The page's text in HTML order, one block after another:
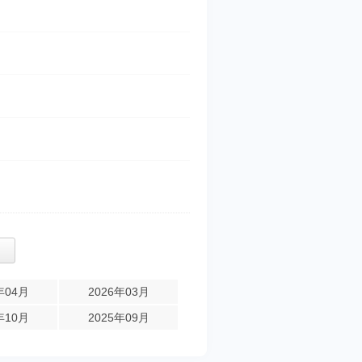
04月
2026年03月
10月
2025年09月